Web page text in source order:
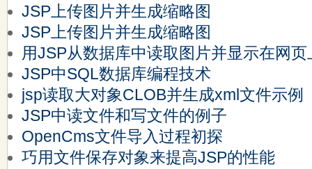
JSP上传图片并生成缩略图
JSP上传图片并生成缩略图
用JSP从数据库中读取图片并显示在网页
JSP中SQL数据库编程技术
jsp读取大对象CLOB并生成xml文件示例
JSP中读文件和写文件的例子
OpenCms文件导入过程初探
巧用文件保存对象来提高JSP的性能